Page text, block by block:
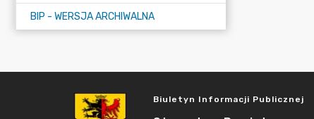
BIP - WERSJA ARCHIWALNA
Biuletyn Informacji Publicznej